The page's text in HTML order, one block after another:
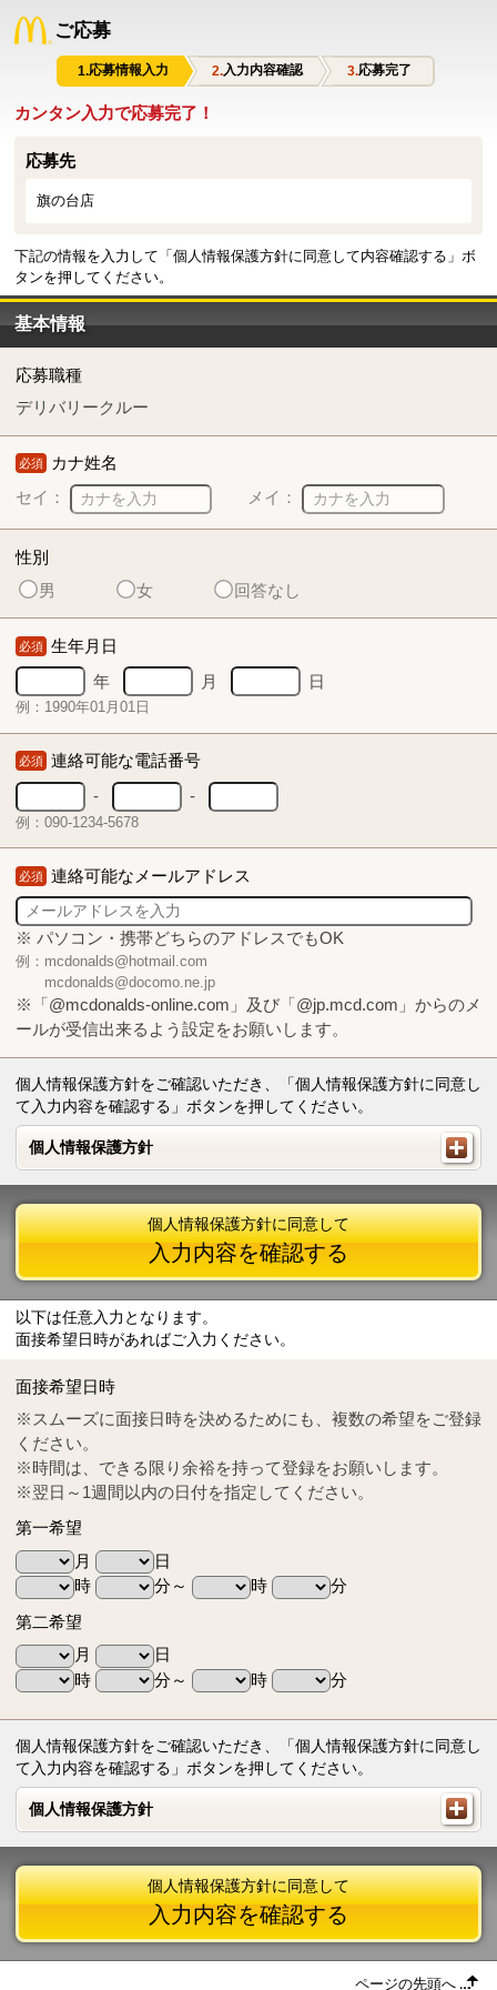
ご応募
応募情報入力 入力内容確認 応募完了
カンタン入力で応募完了！
応募先
旗の台店
下記の情報を入力して「個人情報保護方針に同意して内容確認する」ボ
タンを押してください。
基本情報
応募職種
デリバリークルー
必須 カナ姓名
セイ：
メイ：
性別
男
女 回答なし
必須 生年月日
年
月 日
例：1990年01月01日
必須 連絡可能な電話番号
-
-
例：090-1234-5678
必須 連絡可能なメールアドレス
※ パソコン・携帯どちらのアドレスでもOK
例：mcdonalds@hotmail.com
mcdonalds@docomo.ne.jp
※「@mcdonalds-online.com」及び「@jp.mcd.com」からのメ
ールが受信出来るよう設定をお願いします。
個人情報保護方針をご確認いただき、「個人情報保護方針に同意し
て入力内容を確認する」ボタンを押してください。
個人情報保護方針
個人情報保護方針
Tel
0570-55-0314
個人情報保護方針に同意して
入力内容を確認する
以下は任意入力となります。
面接希望日時があればご入力ください。
面接希望日時
※スムーズに面接日時を決めるためにも、複数の希望をご登録
ください。
※時間は、できる限り余裕を持って登録をお願いします。
※翌日～1週間以内の日付を指定してください。
第一希望
月
日
時
分～ 時
分
第二希望
月
日
時
分～ 時 分
個人情報保護方針をご確認いただき、「個人情報保護方針に同意し
て入力内容を確認する」ボタンを押してください。
個人情報保護方針
個人情報保護方針
個人情報保護方針に同意して
入力内容を確認する
ページの先頭へ